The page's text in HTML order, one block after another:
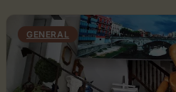
GENERAL